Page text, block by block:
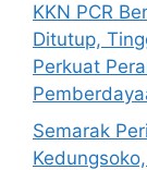
KKN PCR
Ditutup,
Perkuat
Semarak